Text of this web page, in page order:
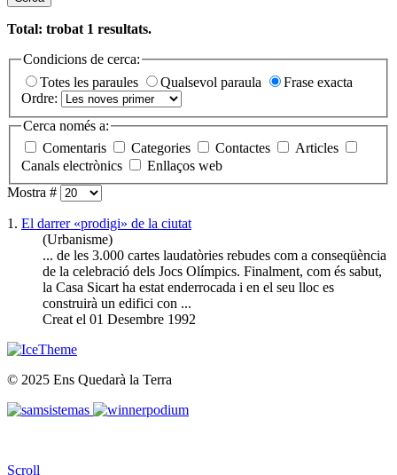
Total: trobat 1 resultats.
Condicions de cerca:
Totes les paraules
Qualsevol paraula
Frase exacta
Ordre:
Cerca només a:
Comentaris
Categories Contactes
Articles
Canals electrònics
Enllaços web
Mostra #
1. El darrer «prodigi» de la ciutat
(Urbanisme)
... de les 3.000 cartes laudatòries rebudes com a conseqüència
de la celebració dels Jocs Olímpics. Finalment, com és sabut,
la Casa Sicart ha estat enderrocada i en el seu lloc es
construirà un edifici con ...
Creat el 01 Desembre 1992
© 2025 Ens Quedarà la Terra
Scroll